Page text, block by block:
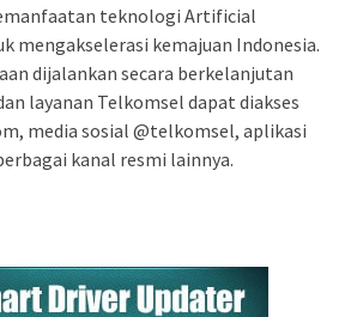
teknologi Artificial
mengakselerasi kemajuan Indonesia.
dijalankan secara berkelanjutan
layanan Telkomsel dapat diakses
media sosial @telkomsel, aplikasi
kanal resmi lainnya.